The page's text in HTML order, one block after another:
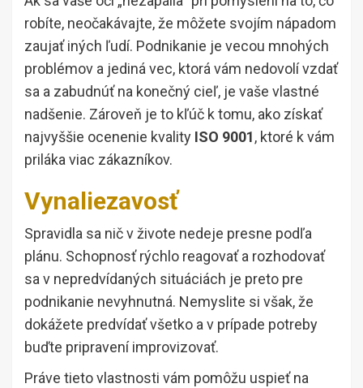
robíte, neočakávajte, že môžete svojím nápadom
zaujať iných ľudí. Podnikanie je vecou mnohých
problémov a jediná vec, ktorá vám nedovolí vzdať
sa a zabudnúť na konečný cieľ, je vaše vlastné
nadšenie. Zároveň je to kľúč k tomu, ako získať
najvyššie ocenenie kvality ISO 9001, ktoré k vám
priláka viac zákazníkov.
Vynaliezavosť
Spravidla sa nič v živote nedeje presne podľa
plánu. Schopnosť rýchlo reagovať a rozhodovať
sa v nepredvídaných situáciách je preto pre
podnikanie nevyhnutná. Nemyslite si však, že
dokážete predvídať všetko a v prípade potreby
buďte pripravení improvizovať.
Práve tieto vlastnosti vám pomôžu uspieť na